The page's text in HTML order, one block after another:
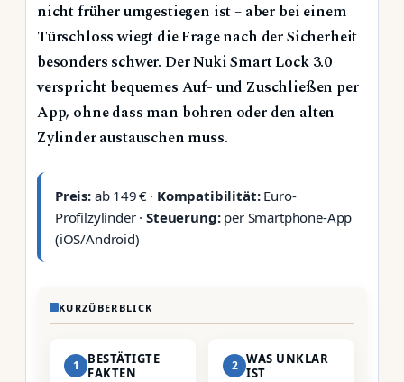
nicht früher umgestiegen ist – aber bei einem
Türschloss wiegt die Frage nach der Sicherheit
besonders schwer. Der Nuki Smart Lock 3.0
verspricht bequemes Auf- und Zuschließen per
App, ohne dass man bohren oder den alten
Zylinder austauschen muss.
Preis:ab 149 € · Kompatibilität:Euro-
Profilzylinder ·Steuerung:per Smartphone-App
(iOS/Android)
KURZÜBERBLICK
1
BESTÄTIGTE
FAKTEN
2 WAS UNKLAR
IST